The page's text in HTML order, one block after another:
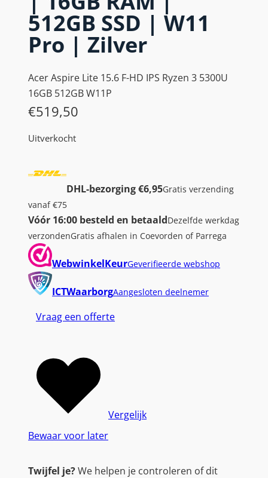
512GB SSD | W11
Pro | Zilver
Acer Aspire Lite 15.6 F-HD IPS Ryzen 3 5300U
16GB 512GB W11P
€519,50
Uitverkocht
DHL-bezorging €6,95Gratis verzending
vanaf €75
Vóór 16:00 besteld en betaaldDezelfde werkdag
verzondenGratis afhalen in Coevorden of Parrega
WebwinkelKeurGeverifieerde webshop
ICTWaarborgAangesloten deelnemer
Vraag een offerte
Bewaar voor later
Vergelijk
Twijfel je?We helpen je controleren of dit